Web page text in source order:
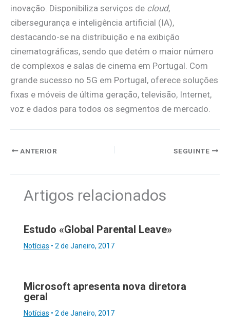
inovação. Disponibiliza serviços de cloud,
cibersegurança e inteligência artificial (IA),
destacando-se na distribuição e na exibição
cinematográficas, sendo que detém o maior número
de complexos e salas de cinema em Portugal. Com
grande sucesso no 5G em Portugal, oferece soluções
fixas e móveis de última geração, televisão, Internet,
voz e dados para todos os segmentos de mercado.
ANTERIOR SEGUINTE
Artigos relacionados
Estudo «Global Parental Leave»
Notícias • 2 de Janeiro, 2017
Microsoft apresenta nova diretora
geral
Notícias • 2 de Janeiro, 2017